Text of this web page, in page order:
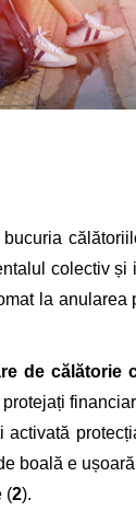
colectiv
la
de
boală e
(2).